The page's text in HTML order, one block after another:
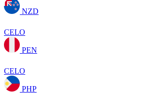
NZD
CELO
PEN
CELO
PHP